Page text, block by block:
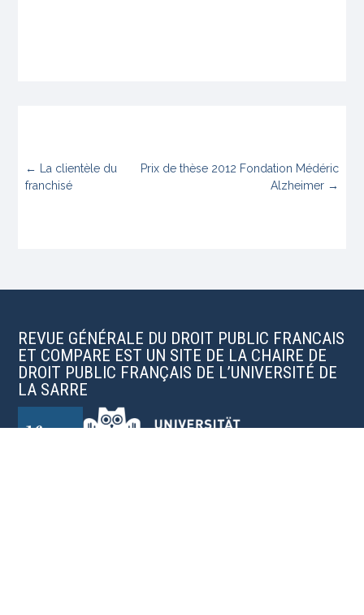
←
La clientèle du
franchisé
Prix de thèse 2012 Fondation Médéric
Alzheimer→
REVUE GÉNÉRALE DU DROIT PUBLIC FRANCAIS
ET COMPARE EST UN SITE DE LA CHAIRE DE
DROIT PUBLIC FRANÇAIS DE L’UNIVERSITÉ DE
LA SARRE